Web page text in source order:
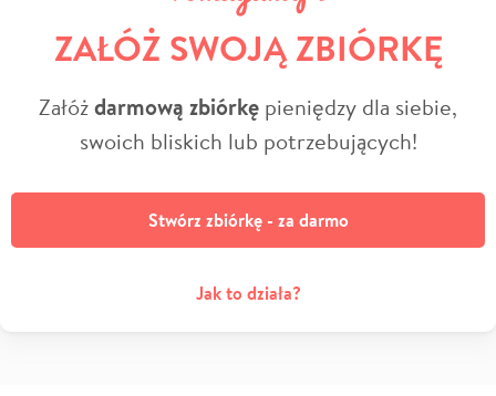
ZAŁÓŻ SWOJĄ ZBIÓRKĘ
Załóżdarmową zbiórkę pieniędzy dla siebie,
swoich bliskich lub potrzebujących!
Stwórz zbiórkę - za darmo
Jak to działa?